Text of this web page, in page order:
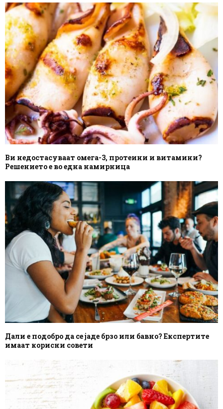
Ви недостасуваат омега-3, протеини и витамини?
Решението е во една намирница
Дали е подобро да се јаде брзо или бавно? Експертите
имаат корисни совети